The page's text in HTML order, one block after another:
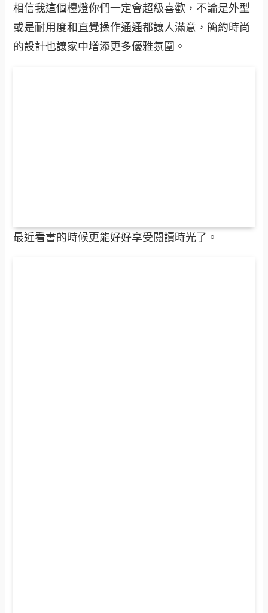
相信我這個檯燈你們一定會超級喜歡，不論是外型
或是耐用度和直覺操作通通都讓人滿意，簡約時尚
的設計也讓家中增添更多優雅氛圍。
最近看書的時候更能好好享受閱讀時光了。